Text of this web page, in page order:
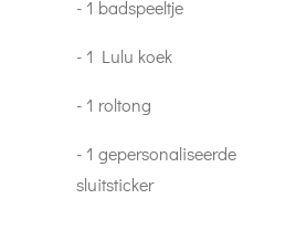
- 1 badspeeltje
- 1 Lulu koek
- 1 roltong
- 1 gepersonaliseerde
sluitsticker